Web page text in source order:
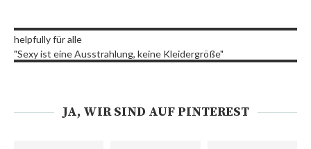
helpfully für alle
"Sexy ist eine Ausstrahlung, keine Kleidergröße"
JA, WIR SIND AUF PINTEREST